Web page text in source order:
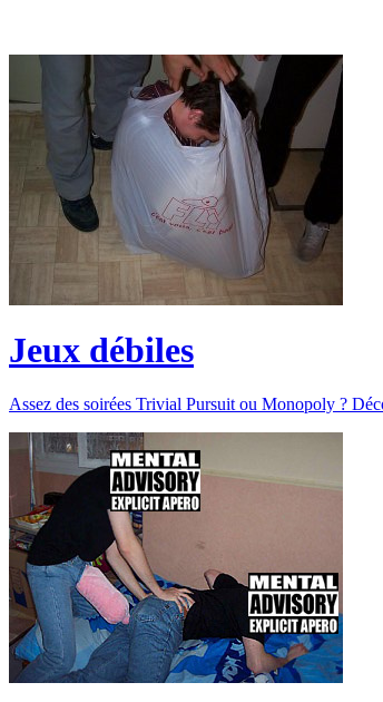
Jeux débiles
Assez des soirées Trivial Pursuit ou Monopoly ?